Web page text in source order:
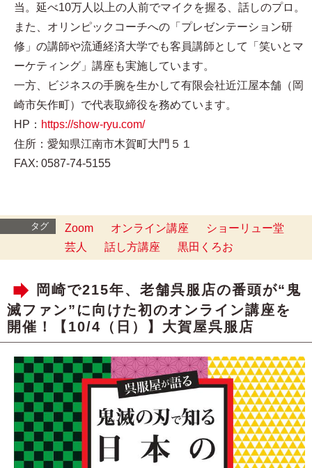
当。延べ10万人以上の人前でマイクを握る、話しのプロ。
また、オリンピックコーチへの「プレゼンテーション研
修」の講師や流通経済大学でも客員講師として「笑いとマ
ーケティング」講座も実施しています。
一方、ビジネスの手腕を生かして有限会社近江屋本舗（岡
崎市矢作町）で代表取締役を務めています。
HP： https://show-ryu.com/
住所：愛知県江南市木賀町大門５１
FAX: 0587-74-5155
タグ Zoom オンライン講座
ショーリュー堂
芸人
話し方講座 黒田くろお
岡崎で215年、老舗呉服店の番頭が“鬼
滅ファン”に向けた初のオンライン講座を
開催！【10/4（日）】大賀屋呉服店